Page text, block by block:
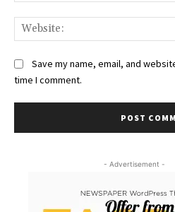
Save my name, email, and
time I comment.
- Advertisement -